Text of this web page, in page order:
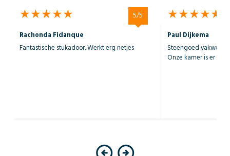
5/5
Rachonda Fidanque
Fantastische stukadoor. Werkt erg netjes
Paul Dijkema
Steengoed vakwerk
Onze kamer is er